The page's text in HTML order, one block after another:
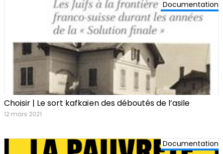
Documentation
Choisir | Le sort kafkaïen des déboutés de l’asile
12 mars 2021
Documentation